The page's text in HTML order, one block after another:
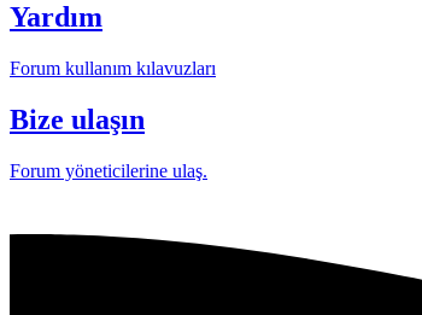
Yardım
Forum kullanım kılavuzları
Bize ulaşın
Forum yöneticilerine ulaş.